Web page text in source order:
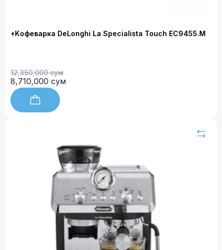
+Kофеварка DeLonghi La Specialista Touch EC9455.M
12,350,000 сум
8,710,000 сум